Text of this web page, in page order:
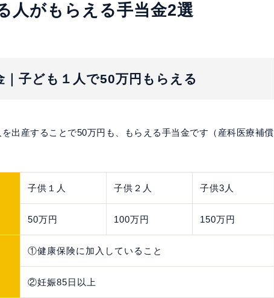
人がもらえる手当金2選
子ども１人で50万円もらえる
出産することで50万円も、もらえる手当金です（産科医療補償
子供１人 子供２人 子供3人
50万円 100万円 150万円
①健康保険に加入していること
②妊娠85日以上